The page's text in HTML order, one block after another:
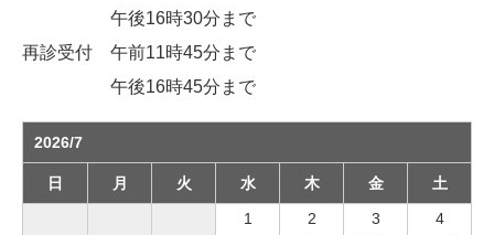
午後16時30分まで
再診受付 午前11時45分まで
午後16時45分まで
2026/7
日 月 火 水 木 金
土
1
2
3
4